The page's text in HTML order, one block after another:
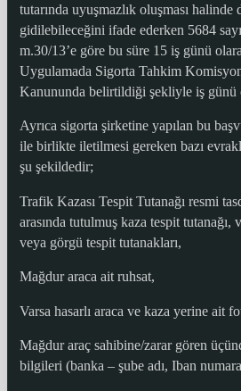
tutarında uyuşmazlık oluşması halinde
gidilebileceğini ifade ederken 5684
m.30/13’e göre bu süre 15 iş günü
Uygulamada Sigorta Tahkim
Kanununda belirtildiği şekliyle iş günü
Ayrıca sigorta şirketine yapılan bu
ile birlikte iletilmesi gereken bazı
şu şekildedir;
Trafik Kazası Tespit Tutanağı resmi
arasında tutulmuş kaza tespit tutanağı,
veya görgü tespit tutanakları,
Mağdur araca ait ruhsat,
Varsa hasarlı araca ve kaza yerine ait
Mağdur araç sahibine/zarar gören
bilgileri (banka – şube adı, Iban